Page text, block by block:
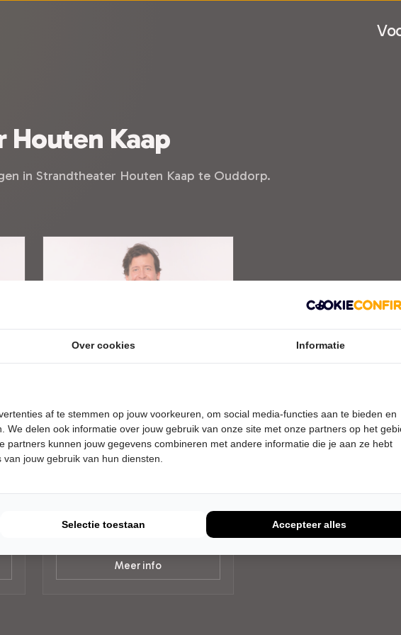
Kaap
in Strandtheater Houten Kaap te Ouddorp.
DINSDAG 11 AUGUSTUS 2026 • 19:00
UUR
Steven Kazàn
Steven Kazàn commercieel
Meer info
Over cookies Informatie
af te stemmen op jouw voorkeuren, om social media-functies aan te bieden en
We delen ook informatie over jouw gebruik van onze site met onze partners op het
partners kunnen jouw gegevens combineren met andere informatie die je aan ze hebt
jouw gebruik van hun diensten.
Selectie toestaan Accepteer alles